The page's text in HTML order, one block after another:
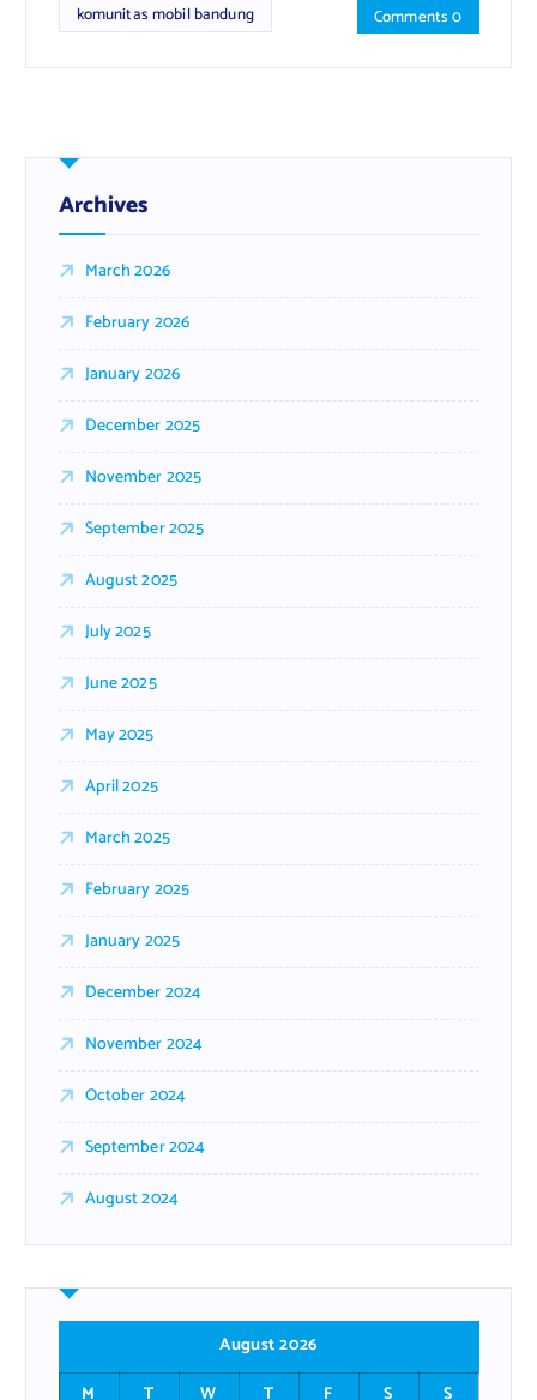
komunitas mobil bandung Comments 0
Archives
March 2026
February 2026
January 2026
December 2025
November 2025
September 2025
August 2025
July 2025
June 2025
May 2025
April 2025
March 2025
February 2025
January 2025
December 2024
November 2024
October 2024
September 2024
August 2024
August 2026
M
T W T F S
S